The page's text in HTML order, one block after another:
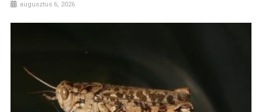
augusztus 6, 2026